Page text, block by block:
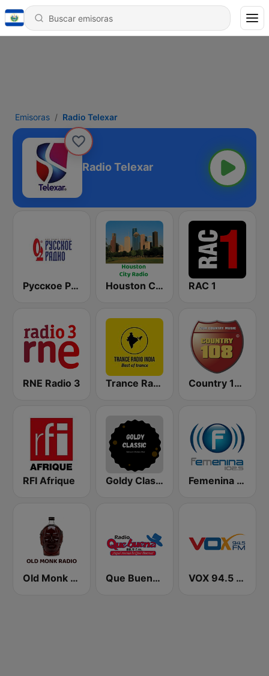
Emisoras Radio Telexar
Radio Telexar
Русское Радио Houston City Radio RAC 1
RNE Radio 3 Trance Radio India Country 108
RFI Afrique Goldy Classic Femenina 102.5 FM
Old Monk Radio Que Buena 88.9 FM VOX 94.5 FM